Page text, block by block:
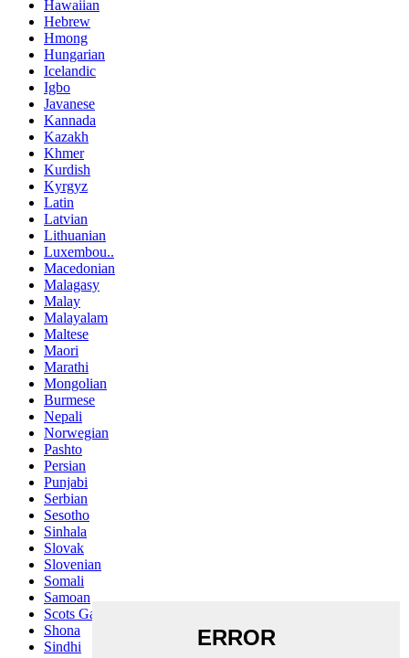
Hawaiian
Hebrew
Hmong
Hungarian
Icelandic
Igbo
Javanese
Kannada
Kazakh
Khmer
Kurdish
Kyrgyz
Latin
Latvian
Lithuanian
Luxembou..
Macedonian
Malagasy
Malay
Malayalam
Maltese
Maori
Marathi
Mongolian
Burmese
Nepali
Norwegian
Pashto
Persian
Punjabi
Serbian
Sesotho
Sinhala
Slovak
Slovenian
Somali
Samoan
Scots Gaelic
Shona
Sindhi